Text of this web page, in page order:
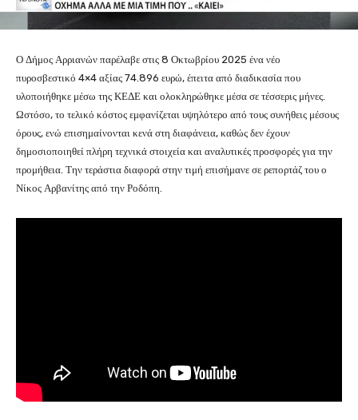
Ο Δήμος Αρριανών παρέλαβε στις 8 Οκτωβρίου 2025 ένα νέο
πυροσβεστικό 4×4 αξίας 74.896 ευρώ, έπειτα από διαδικασία που
υλοποιήθηκε μέσω της ΚΕΔΕ και ολοκληρώθηκε μέσα σε τέσσερις μήνες.
Ωστόσο, το τελικό κόστος εμφανίζεται υψηλότερο από τους συνήθεις μέσους
όρους, ενώ επισημαίνονται κενά στη διαφάνεια, καθώς δεν έχουν
δημοσιοποιηθεί πλήρη τεχνικά στοιχεία και αναλυτικές προσφορές για την
προμήθεια. Την τεράστια διαφορά στην τιμή επισήμανε σε ρεπορτάζ του ο
Νίκος Αρβανίτης από την Ροδόπη.